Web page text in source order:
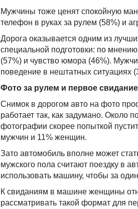
Мужчины тоже ценят спокойную
телефон в руках за рулем (58%) и
Дорога оказывается одним из
специальной подготовки: по
(57%) и чувство юмора (46%).
поведение в нештатных ситуациях
Фото за рулем и первое
Снимок в дорогом авто на фото
работает так, как задумано. Около
фотографии скорее попыткой
мужчин и 11% женщин.
Зато автомобиль вполне может
мужского пола считают поездку в
использовать машину, чтобы за
К свиданиям в машине женщины
рассматривать такой формат для